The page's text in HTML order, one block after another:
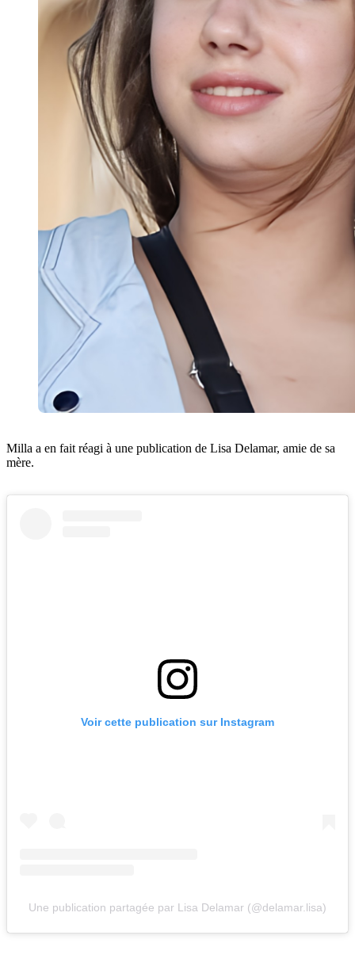
Milla a en fait réagi à une publication de Lisa Delamar, amie de sa
mère.
Voir cette publication sur Instagram
Une publication partagée par Lisa Delamar (@delamar.lisa)